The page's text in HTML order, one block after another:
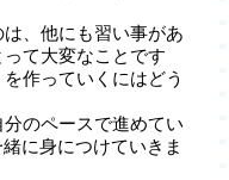
、他にも習い事があ
て大変なことです
作っていくにはどう
のペースで進めてい
に身につけていきま